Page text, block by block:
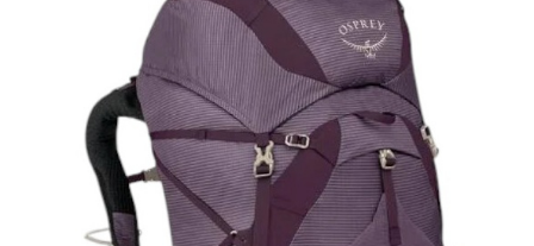
Corzi si Cordeline
Suruburi de gheata
Slackline